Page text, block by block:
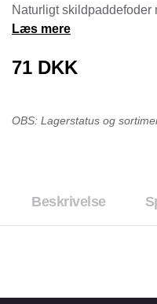
Naturligt skildpaddefoder
Læs mere
71 DKK
OBS: Lagerstatus og
Beskrivelse